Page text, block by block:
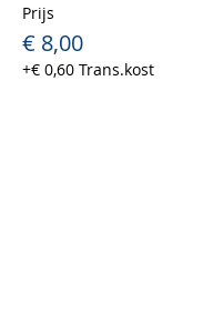
Prijs
€ 8,00
+€ 0,60 Trans.kost